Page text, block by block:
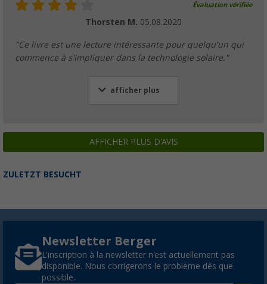
Évaluation vérifiée
Thorsten M. 05.08.2020
"Ce livre est une lecture intéressante pour quelqu'un qui
commence à s'impliquer dans la technologie solaire."
afficher plus
AFFICHER PLUS D'AVIS
ZULETZT BESUCHT
Newsletter Berger
L'inscription à la newsletter n'est actuellement pas
disponible. Nous corrigerons le problème dès que
possible.